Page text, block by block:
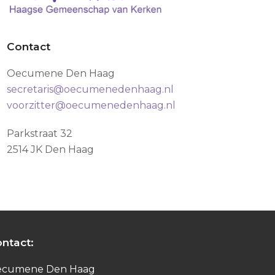
Contact
Oecumene Den Haag
secretaris@oecumenedenhaag.nl
voorzitter@oecumenedenhaag.nl
Parkstraat 32
2514 JK Den Haag
Den Haag